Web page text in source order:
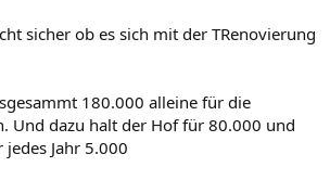
sicher ob es sich mit der TRenovierung
180.000 alleine für die
Und dazu halt der Hof für 80.000 und
Jahr 5.000